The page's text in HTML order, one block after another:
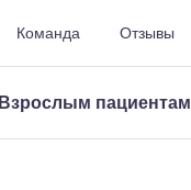
Ф Изображения
Команда Отзывы
Взрослым пациентам